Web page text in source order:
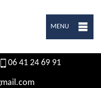
MENU
06 41 24 69 91